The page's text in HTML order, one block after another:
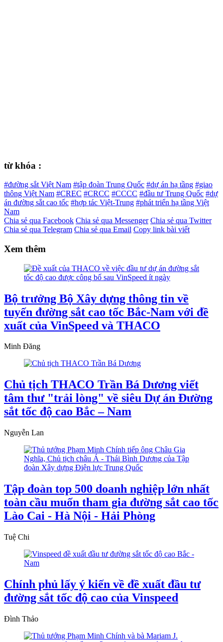
từ khóa :
#đường sắt Việt Nam #tập đoàn Trung Quốc #dự án hạ tầng #giao
thông Việt Nam #CREC #CRCC #CCCC #đầu tư Trung Quốc #dự
án đường sắt cao tốc #hợp tác Việt-Trung #phát triển hạ tầng Việt
Nam
Chia sẻ qua Facebook Chia sẻ qua Messenger Chia sẻ qua Twitter
Chia sẻ qua Telegram Chia sẻ qua Email Copy link bài viết
Xem thêm
Bộ trưởng Bộ Xây dựng thông tin về
tuyến đường sắt cao tốc Bắc-Nam với đề
xuất của VinSpeed và THACO
Minh Đăng
Chủ tịch THACO Trần Bá Dương viết
tâm thư "trải lòng" về siêu Dự án Đường
sắt tốc độ cao Bắc – Nam
Nguyễn Lan
Tập đoàn top 500 doanh nghiệp lớn nhất
toàn cầu muốn tham gia đường sắt cao tốc
Lào Cai - Hà Nội - Hải Phòng
Tuệ Chi
Chính phủ lấy ý kiến về đề xuất đầu tư
đường sắt tốc độ cao của Vinspeed
Đình Thảo